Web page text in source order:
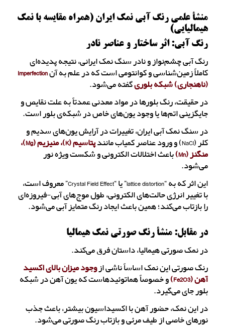
منشأ علمی رنگ آبی نمک ایران (همراه مقایسه با نمک
هیمالیایی)
رنگ آبی: اثر ساختار و عناصر نادر
رنگ آبی چشم‌نواز و نادر سنگ نمک ایرانی، نتیجه پدیده‌ای
کاملاً زمین‌شناسی و کوانتومی است که در علم به آنImperfection
(ناهنجاری) شبکه بلوریگفته می‌شود.
در حقیقت، رنگ بلورها در مواد معدنی عمدتاً به علت نقایص و
جایگزینی اتم‌ها یا وجود یون‌های خاص در شبکه‌ی بلور است.
در سنگ نمک آبی ایران، تغییرات در آرایش یون‌های سدیم و
کلر (NaCl) و ورود عناصر کمیاب مانند
پتاسیم (K)، منیزیم (Mg)،
منگنز (Mn)
باعث اختلالات الکترونی و شکست ویژه نور
می‌شود.
این اثر که به “lattice distortion” یا “Crystal Field Effect” معروف است،
با تغییر انرژی حالت‌های الکترونی، طول موج‌های آبی-فیروزه‌ای
را بازتاب می‌کند؛ همین باعث ایجاد رنگ متمایز آبی می‌شود.
در مقابل: منشأ رنگ صورتی نمک هیمالیا
در نمک صورتی هیمالیا، داستان فرق می‌کند.
رنگ صورتی این نمک اساساً ناشی ازوجود میزان بالای اکسید
آهن (Fe2O3)
و خصوصاً هماتوئیدهاست که یون آهن در شبکه
بلور جای می‌گیرد.
در این نمک، حضور آهن با اکسیداسیون بیشتر، باعث جذب
نورهای خاصی از طیف مرئی و بازتاب رنگ صورتی می‌شود.